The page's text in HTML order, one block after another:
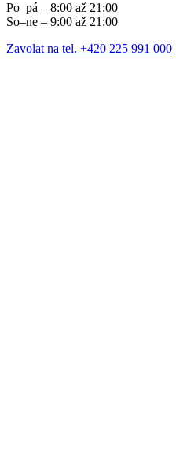
Po–pá – 8:00 až 21:00
So–ne – 9:00 až 21:00
Zavolat na tel. +420 225 991 000